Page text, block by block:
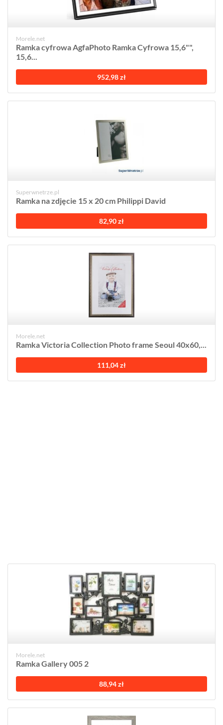
Morele.net
Ramka cyfrowa AgfaPhoto Ramka Cyfrowa 15,6"",
15,6...
952,98 zł
Superwnetrze.pl
Ramka na zdjęcie 15 x 20 cm Philippi David
82,90 zł
Morele.net
Ramka Victoria Collection Photo frame Seoul 40x60,...
111,04 zł
Morele.net
Ramka Gallery 005 2
88,94 zł